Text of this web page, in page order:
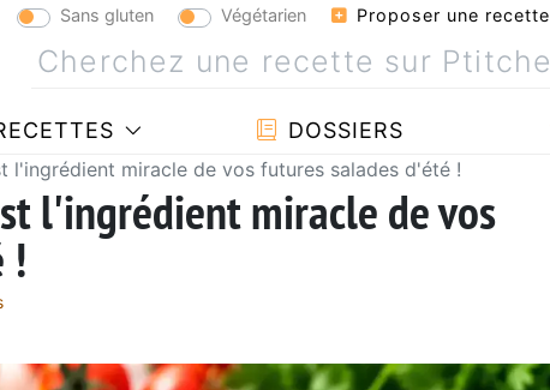
Sans gluten Végétarien Proposer une recette
DOSSIERS
l'ingrédient miracle de vos futures salades d'été !
l'ingrédient miracle de vos
!